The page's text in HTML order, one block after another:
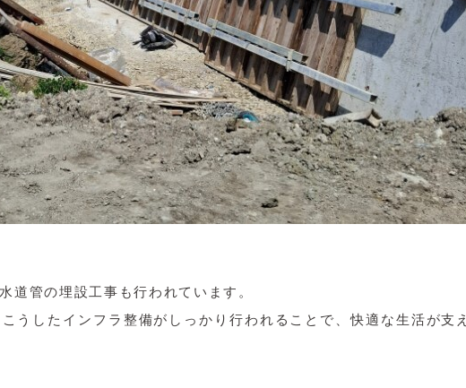
道管の埋設工事も行われています。
うしたインフラ整備がしっかり行われることで、快適な生活が支え